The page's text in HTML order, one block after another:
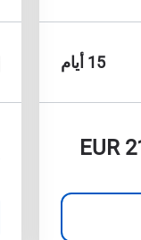
15 أيام
EUR